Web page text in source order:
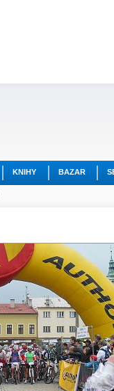
KNIHY BAZAR